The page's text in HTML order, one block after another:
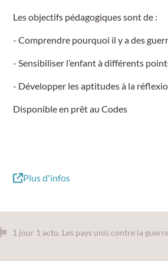
Les objectifs pédagogiques sont de :
- Comprendre pourquoi il y a des
- Sensibiliser l’enfant à différents
- Développer les aptitudes à la
Disponible en prêt au Codes
Plus d'infos
1 jour 1 actu. Les pays unis contre la